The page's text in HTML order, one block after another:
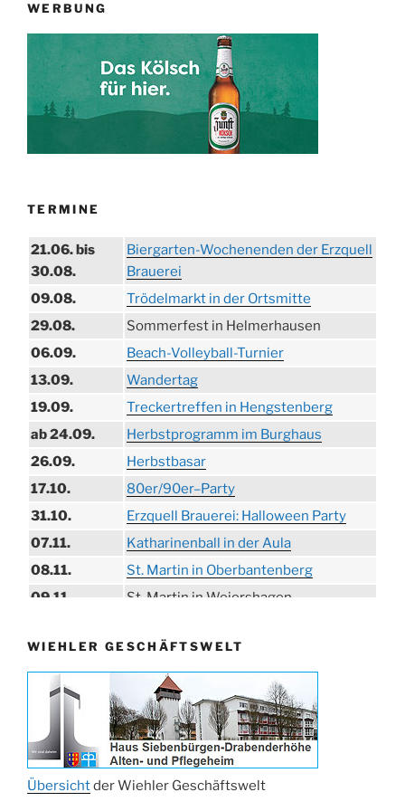
WERBUNG
TERMINE
21.06. bis
30.08.
Biergarten-Wochenenden der Erzquell
Brauerei
09.08.
Trödelmarkt in der Ortsmitte
29.08.
Sommerfest in Helmerhausen
06.09.
Beach-Volleyball-Turnier
13.09.
Wandertag
19.09.
Treckertreffen in Hengstenberg
ab 24.09.
Herbstprogramm im Burghaus
26.09.
Herbstbasar
17.10.
80er/90er–Party
31.10.
Erzquell Brauerei: Halloween Party
07.11.
Katharinenball in der Aula
08.11.
St. Martin in Oberbantenberg
09.11.
St. Martin in Weiershagen
11.11.
„DÜX“ im Burghaus
14.11.
Proklamation der Tollitäten
15.11.
Konzert Bielsteiner Männerchor
15.11.
Volkstrauertag am Ehrenmal
27.11.
Anknipsfest an der Oberbantenberger
Kirche
WIEHLER GESCHÄFTSWELT
Übersichtder Wiehler Geschäftswelt